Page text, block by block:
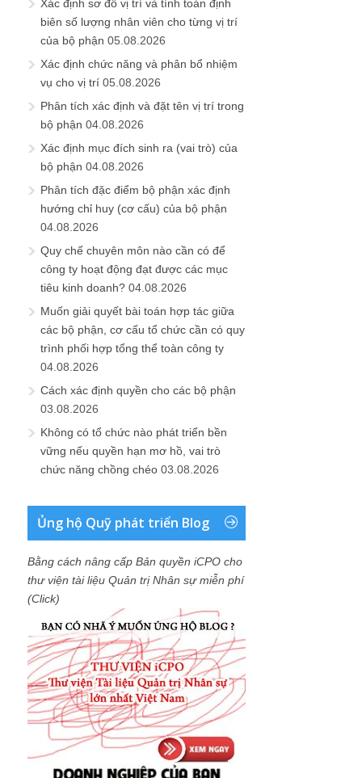
Xác định sơ đồ vị trí và tính toán định
biên số lượng nhân viên cho từng vị trí
của bộ phận 05.08.2026
Xác định chức năng và phân bổ nhiệm
vụ cho vị trí 05.08.2026
Phân tích xác định và đặt tên vị trí trong
bộ phận 04.08.2026
Xác định mục đích sinh ra (vai trò) của
bộ phận 04.08.2026
Phân tích đặc điểm bộ phận xác định
hướng chỉ huy (cơ cấu) của bộ phận
04.08.2026
Quy chế chuyên môn nào cần có để
công ty hoạt động đạt được các mục
tiêu kinh doanh? 04.08.2026
Muốn giải quyết bài toán hợp tác giữa
các bộ phận, cơ cấu tổ chức cần có quy
trình phối hợp tổng thể toàn công ty
04.08.2026
Cách xác định quyền cho các bộ phận
03.08.2026
Không có tổ chức nào phát triển bền
vững nếu quyền hạn mơ hồ, vai trò
chức năng chồng chéo 03.08.2026
Ủng hộ Quỹ phát triển Blog
Bằng cách nâng cấp Bản quyền iCPO cho
thư viện tài liệu Quản trị Nhân sự miễn phí
(Click)